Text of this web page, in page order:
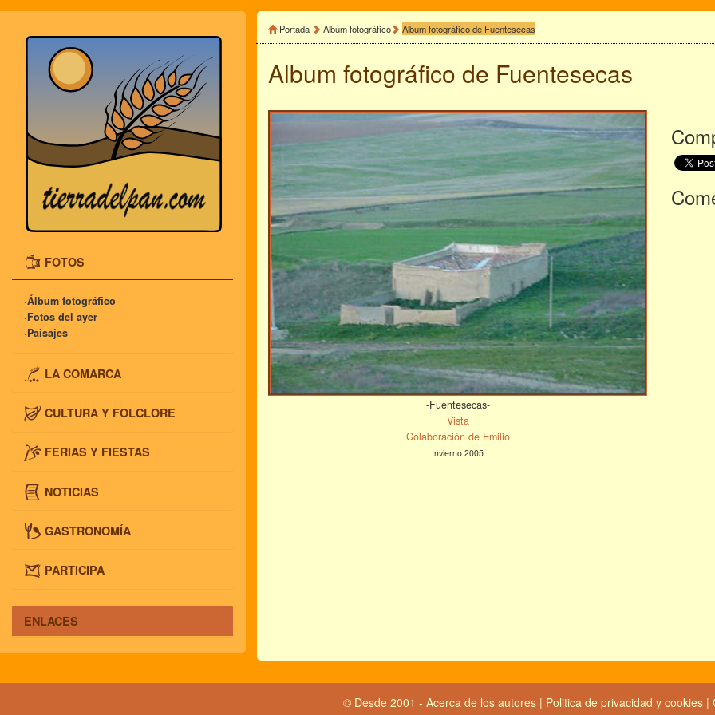
FOTOS
·Álbum fotográfico
·Fotos del ayer
·Paisajes
LA COMARCA
CULTURA Y FOLCLORE
FERIAS Y FIESTAS
NOTICIAS
GASTRONOMÍA
PARTICIPA
ENLACES
Portada Album fotográfico Album fotográfico de Fuentesecas
Album fotográfico de Fuentesecas
-Fuentesecas-
Vista
Colaboración de Emilio
Invierno 2005
© Desde 2001 - Acerca de los autores| Politica de privacidad y cookies |